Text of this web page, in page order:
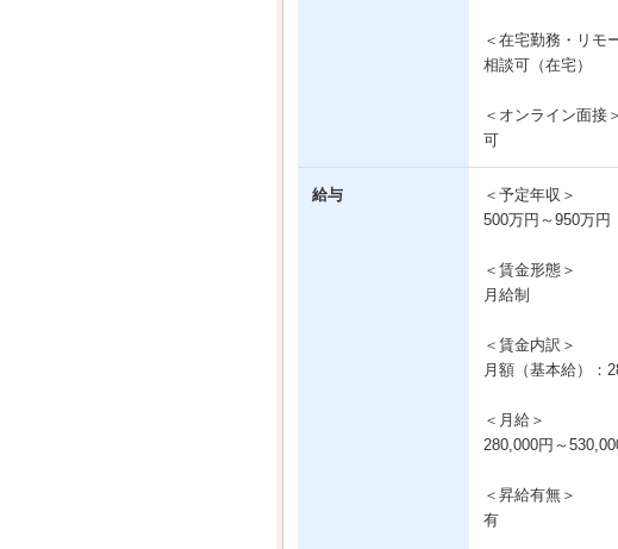
＜在宅勤務・リモ
相談可（在宅）
＜オンライン面接＞
可
給与
＜予定年収＞
500万円～950万円
＜賃金形態＞
月給制
＜賃金内訳＞
月額（基本給）：
＜月給＞
280,000円～
＜昇給有無＞
有